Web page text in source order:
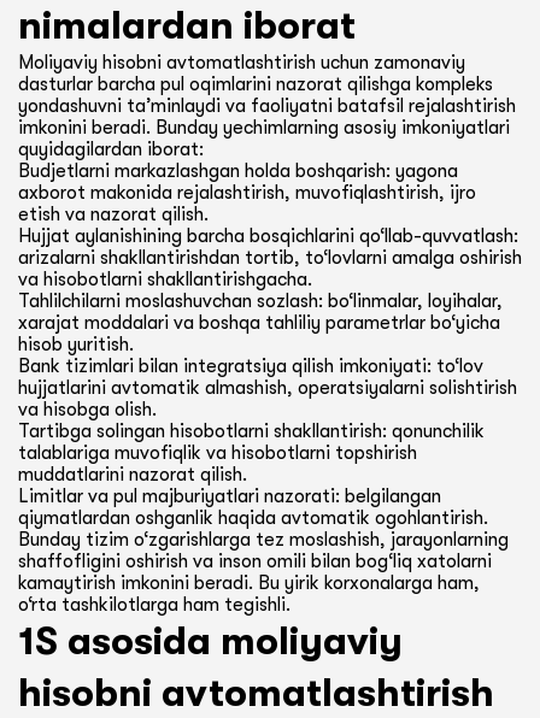
nimalardan iborat
Moliyaviy hisobni avtomatlashtirish uchun zamonaviy
dasturlar barcha pul oqimlarini nazorat qilishga kompleks
yondashuvni ta’minlaydi va faoliyatni batafsil rejalashtirish
imkonini beradi. Bunday yechimlarning asosiy imkoniyatlari
quyidagilardan iborat:
Budjetlarni markazlashgan holda boshqarish: yagona
axborot makonida rejalashtirish, muvofiqlashtirish, ijro
etish va nazorat qilish.
Hujjat aylanishining barcha bosqichlarini qo‘llab-quvvatlash:
arizalarni shakllantirishdan tortib, to‘lovlarni amalga oshirish
va hisobotlarni shakllantirishgacha.
Tahlilchilarni moslashuvchan sozlash: bo‘linmalar, loyihalar,
xarajat moddalari va boshqa tahliliy parametrlar bo‘yicha
hisob yuritish.
Bank tizimlari bilan integratsiya qilish imkoniyati: to‘lov
hujjatlarini avtomatik almashish, operatsiyalarni solishtirish
va hisobga olish.
Tartibga solingan hisobotlarni shakllantirish: qonunchilik
talablariga muvofiqlik va hisobotlarni topshirish
muddatlarini nazorat qilish.
Limitlar va pul majburiyatlari nazorati: belgilangan
qiymatlardan oshganlik haqida avtomatik ogohlantirish.
Bunday tizim o‘zgarishlarga tez moslashish, jarayonlarning
shaffofligini oshirish va inson omili bilan bog‘liq xatolarni
kamaytirish imkonini beradi. Bu yirik korxonalarga ham,
o‘rta tashkilotlarga ham tegishli.
1S asosida moliyaviy
hisobni avtomatlashtirish